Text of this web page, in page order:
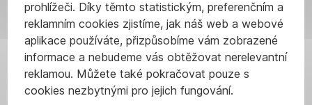
prohlížeči. Díky těmto statistickým, preferenčním a
reklamním cookies zjistíme, jak náš web a webové
aplikace používáte, přizpůsobíme vám zobrazené
informace a nebudeme vás obtěžovat nerelevantní
reklamou. Můžete také pokračovat pouze s
cookies nezbytnými pro jejich fungování.